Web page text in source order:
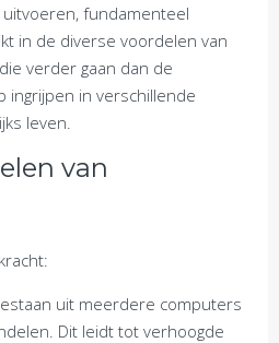
fundamenteel
in de diverse voordelen van
verder gaan dan de
ingrijpen in verschillende
leven.
van
uit meerdere computers
Dit leidt tot verhoogde